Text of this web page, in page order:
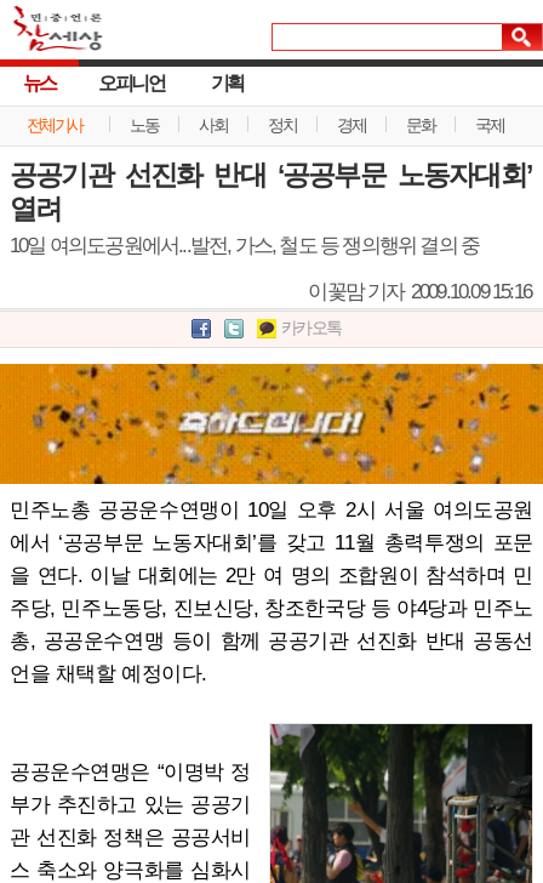
뉴스
전체기사 노동 사회 정치 경제 문화 국제
오피니언 기획
공공기관 선진화 반대 ‘공공부문 노동자대회’
열려
10일 여의도공원에서...발전, 가스, 철도 등 쟁의행위 결의 중
이꽃맘 기자 2009.10.09 15:16
카카오톡
민주노총 공공운수연맹이 10일 오후 2시 서울 여의도공원
에서 ‘공공부문 노동자대회’를 갖고 11월 총력투쟁의 포문
을 연다. 이날 대회에는 2만 여 명의 조합원이 참석하며 민
주당, 민주노동당, 진보신당, 창조한국당 등 야4당과 민주노
총, 공공운수연맹 등이 함께 공공기관 선진화 반대 공동선
언을 채택할 예정이다.
공공운수연맹은 “이명박 정
부가 추진하고 있는 공공기
관 선진화 정책은 공공서비
스 축소와 양극화를 심화시